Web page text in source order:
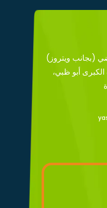
(بجانب ويتروز)
أبو ظبي،